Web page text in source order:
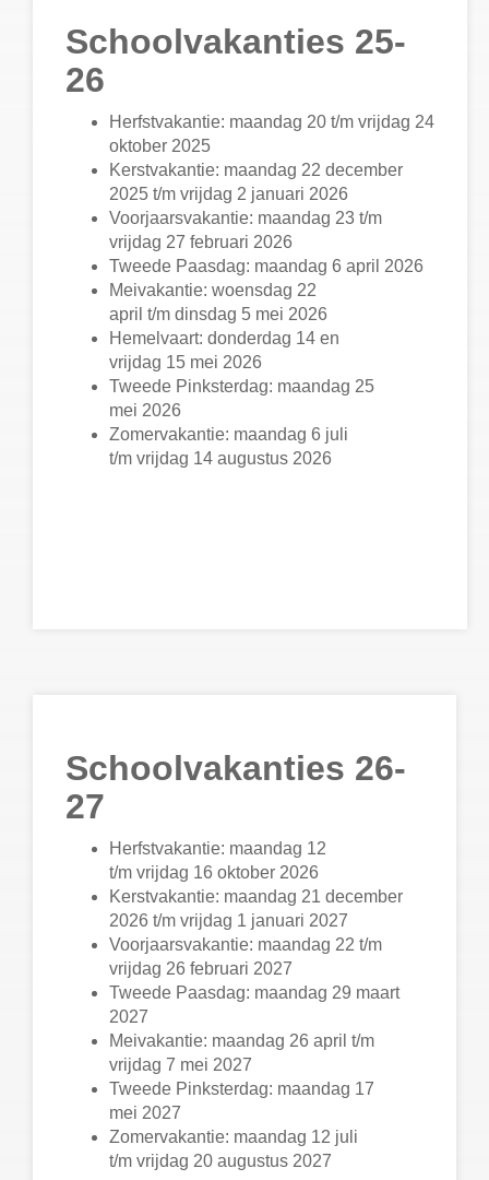
Schoolvakanties 25-
26
Herfstvakantie: maandag 20 t/m vrijdag 24
oktober 2025
Kerstvakantie: maandag 22 december
2025 t/m vrijdag 2 januari 2026
Voorjaarsvakantie: maandag 23 t/m
vrijdag 27 februari 2026
Tweede Paasdag: maandag 6 april 2026
Meivakantie: woensdag 22
april t/m dinsdag 5 mei 2026
Hemelvaart: donderdag 14 en
vrijdag 15 mei 2026
Tweede Pinksterdag: maandag 25
mei 2026
Zomervakantie: maandag 6 juli
t/m vrijdag 14 augustus 2026
Schoolvakanties 26-
27
Herfstvakantie: maandag 12
t/m vrijdag 16 oktober 2026
Kerstvakantie: maandag 21 december
2026 t/m vrijdag 1 januari 2027
Voorjaarsvakantie: maandag 22 t/m
vrijdag 26 februari 2027
Tweede Paasdag: maandag 29 maart
2027
Meivakantie: maandag 26 april t/m
vrijdag 7 mei 2027
Tweede Pinksterdag: maandag 17
mei 2027
Zomervakantie: maandag 12 juli
t/m vrijdag 20 augustus 2027